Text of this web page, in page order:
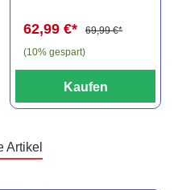
62,99 €*
69,99 €*
(10% gespart)
Kaufen
Artikel